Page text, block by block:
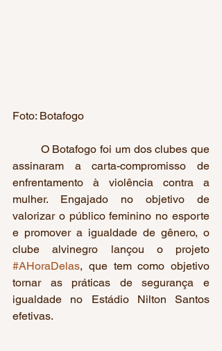
Foto: Botafogo
assinaram a carta-compromisso de
enfrentamento à violência contra a
mulher. Engajado no objetivo de
valorizar o público feminino no esporte
e promover a igualdade de gênero, o
#AHoraDelas, que tem como objetivo
tornar as práticas de segurança e
igualdade no Estádio Nilton Santos
efetivas.